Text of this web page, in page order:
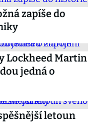
zapíše do
Lockheed Martin
jedná o
letoun